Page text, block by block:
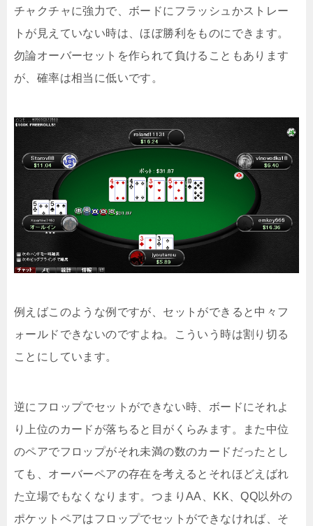
チャクチャに強力で、ボードにフラッシュかストレー
トが見えていない時は、ほぼ勝利をものにできます。
勿論オーバーセットを作られて負けることもあります
が、確率は相当に低いです。
例えばこのような例ですが、セットができると中々フ
ォールドできないのですよね。こういう時は割り切る
ことにしています。
逆にフロップでセットができない時、ボードにそれよ
り上位のカードが落ちると目がくらみます。また中位
のペアでフロップがそれ未満の数のカードだったとし
ても、オーバーペアの存在を考えるとそれほどえばれ
た立場でもなくなります。つまりAA、KK、QQ以外の
ポケットペアはフロップでセットができなければ、そ